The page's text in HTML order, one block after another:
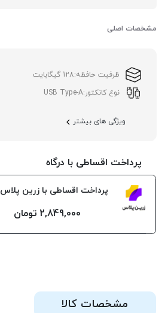
مشخصات اصلی
ظرفیت حافظه:128 گیگابایت
نوع کانکتور:USB Type-A
ویژگی های بیشتر
پرداخت اقساطی با درگاه
پرداخت اقساطی با زرین پلاس
2,849,000 تومان
مشخصات کالا